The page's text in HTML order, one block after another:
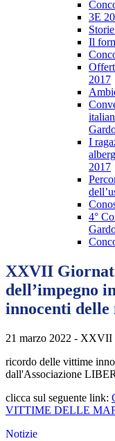
3E
Il
2017
I
2017
4°
XXVII
dell’impegno
innocenti delle
21 marzo 2022 - XXVII
ricordo delle vittime
dall'Associazione
clicca sul seguente link:
VITTIME DELLE
Notizie